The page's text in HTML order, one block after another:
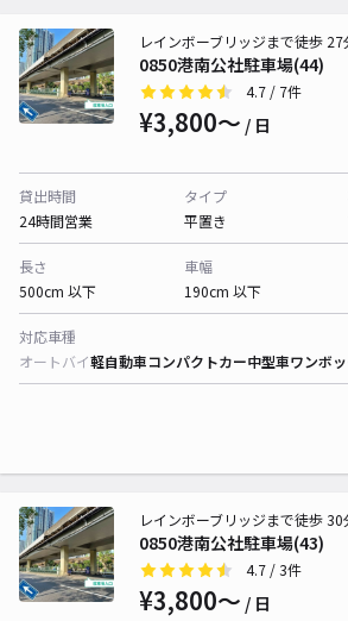
0850港南公社駐車場(44)
レインボーブリッジまで徒歩 27
4.7 / 7件
¥3,800〜 / 日
貸出時間
24時間営業
タイプ
平置き
長さ
500cm 以下
車幅
190cm 以下
対応車種
オートバイ軽自動車コンパクトカー中型車ワンボ
0850港南公社駐車場(43)
レインボーブリッジまで徒歩 30
4.7 / 3件
¥3,800〜 / 日